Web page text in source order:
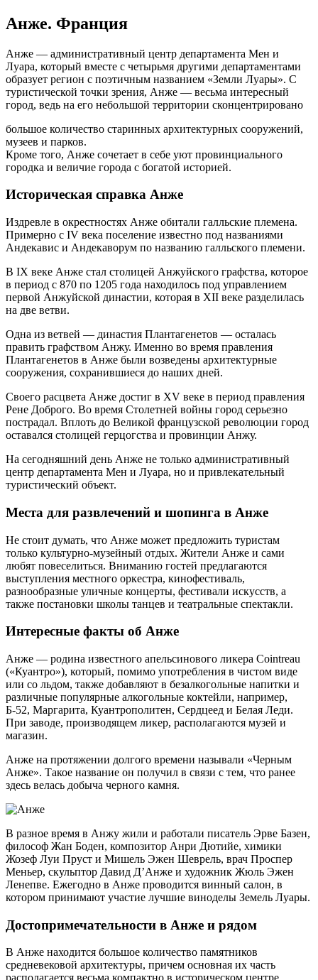
Анже. Франция
Анже — административный центр департамента Мен и
Луара, который вместе с четырьмя другими департаментами
образует регион с поэтичным названием «Земли Луары». С
туристической точки зрения, Анже — весьма интересный
город, ведь на его небольшой территории сконцентрировано
большое количество старинных архитектурных сооружений,
музеев и парков.
Кроме того, Анже сочетает в себе уют провинциального
городка и величие города с богатой историей.
Историческая справка Анже
Издревле в окрестностях Анже обитали галльские племена.
Примерно с IV века поселение известно под названиями
Андекавис и Андекаворум по названию галльского племени.
В IX веке Анже стал столицей Анжуйского графства, которое
в период с 870 по 1205 года находилось под управлением
первой Анжуйской династии, которая в XII веке разделилась
на две ветви.
Одна из ветвей — династия Плантагенетов — осталась
править графством Анжу. Именно во время правления
Плантагенетов в Анже были возведены архитектурные
сооружения, сохранившиеся до наших дней.
Своего расцвета Анже достиг в XV веке в период правления
Рене Доброго. Во время Столетней войны город серьезно
пострадал. Вплоть до Великой французской революции город
оставался столицей герцогства и провинции Анжу.
На сегодняшний день Анже не только административный
центр департамента Мен и Луара, но и привлекательный
туристический объект.
Места для развлечений и шопинга в Анже
Не стоит думать, что Анже может предложить туристам
только культурно-музейный отдых. Жители Анже и сами
любят повеселиться. Вниманию гостей предлагаются
выступления местного оркестра, кинофестиваль,
разнообразные уличные концерты, фестивали искусств, а
также постановки школы танцев и театральные спектакли.
Интересные факты об Анже
Анже — родина известного апельсинового ликера Cointreau
(«Куантро»), который, помимо употребления в чистом виде
или со льдом, также добавляют в безалкогольные напитки и
различные популярные алкогольные коктейли, например,
Б-52, Маргарита, Куантрополитен, Сердцеед и Белая Леди.
При заводе, производящем ликер, располагаются музей и
магазин.
Анже на протяжении долгого времени называли «Черным
Анже». Такое название он получил в связи с тем, что ранее
здесь велась добыча черного камня.
В разное время в Анжу жили и работали писатель Эрве Базен,
философ Жан Боден, композитор Анри Дютийе, химики
Жозеф Луи Пруст и Мишель Эжен Шеврель, врач Проспер
Меньер, скульптор Давид Д’Анже и художник Жюль Эжен
Ленепве. Ежегодно в Анже проводится винный салон, в
котором принимают участие лучшие виноделы Земель Луары.
Достопримечательности в Анже и рядом
В Анже находится большое количество памятников
средневековой архитектуры, причем основная их часть